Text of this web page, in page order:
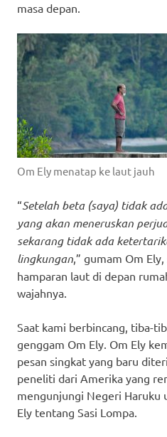
masa depan.
Om Ely menatap ke laut jauh
“Setelah beta (saya) tidak
yang akan meneruskan
sekarang tidak ada
lingkungan ,” gumam Om
hamparan laut di depan
wajahnya.
Saat kami berbincang, tiba-
genggam Om Ely. Om Ely
pesan singkat yang baru
peneliti dari Amerika yang
mengunjungi Negeri Haruku
Ely tentang Sasi Lompa.